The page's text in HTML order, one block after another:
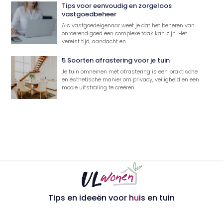
Tips voor eenvoudig en zorgeloos
vastgoedbeheer
Als vastgoedeigenaar weet je dat het beheren van
onroerend goed een complexe taak kan zijn. Het
vereist tijd, aandacht en
5 Soorten afrastering voor je tuin
Je tuin omheinen met afrastering is een praktische
en esthetische manier om privacy, veiligheid en een
mooie uitstraling te creëren.
Tips en ideeën voor huis en tuin